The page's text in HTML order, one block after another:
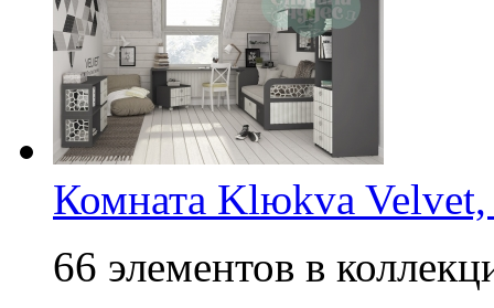
Комната Klюkva Velvet,
66 элементов в